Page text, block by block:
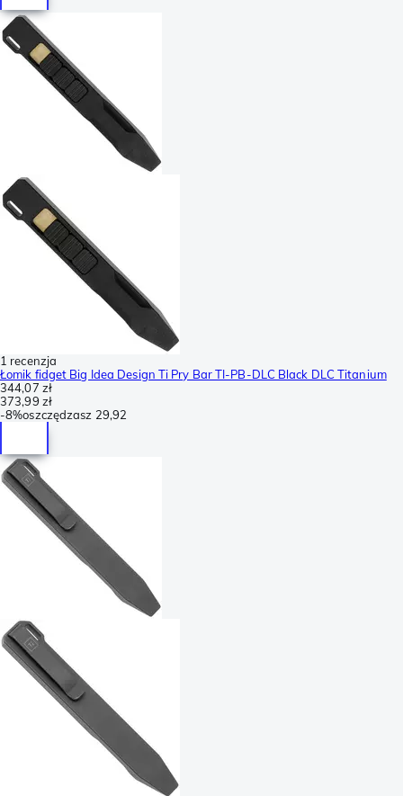
1 recenzja
Łomik fidget Big Idea Design Ti Pry Bar TI-PB-DLC Black DLC Titanium
344,07 zł
373,99 zł
-8%oszczędzasz 29,92